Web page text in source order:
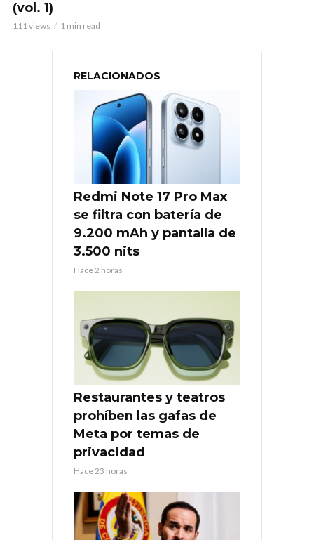
(vol. 1)
111 views 1 min read
RELACIONADOS
Redmi Note 17 Pro Max
se filtra con batería de
9.200 mAh y pantalla de
3.500 nits
Hace 2 horas
Restaurantes y teatros
prohíben las gafas de
Meta por temas de
privacidad
Hace 23 horas